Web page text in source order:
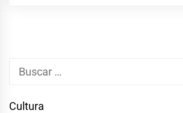
Buscar:
Cultura